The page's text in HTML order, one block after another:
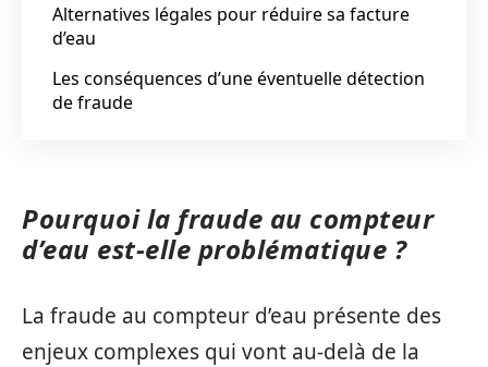
Alternatives légales pour réduire sa facture
d’eau
Les conséquences d’une éventuelle détection
de fraude
Pourquoi la fraude au compteur
d’eau est-elle problématique ?
La fraude au compteur d’eau présente des
enjeux complexes qui vont au-delà de la